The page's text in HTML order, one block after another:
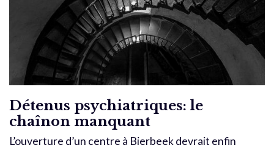
Détenus psychiatriques: le
chaînon manquant
L’ouverture d’un centre à Bierbeek devrait enfin